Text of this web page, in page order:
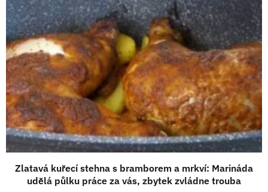
Zlatavá kuřecí stehna s bramborem a mrkví: Marináda
udělá půlku práce za vás, zbytek zvládne trouba